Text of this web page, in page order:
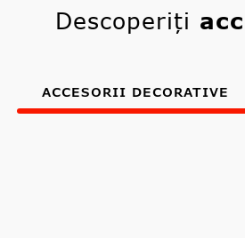
Descoperiți
ACCESORII DECORATIVE